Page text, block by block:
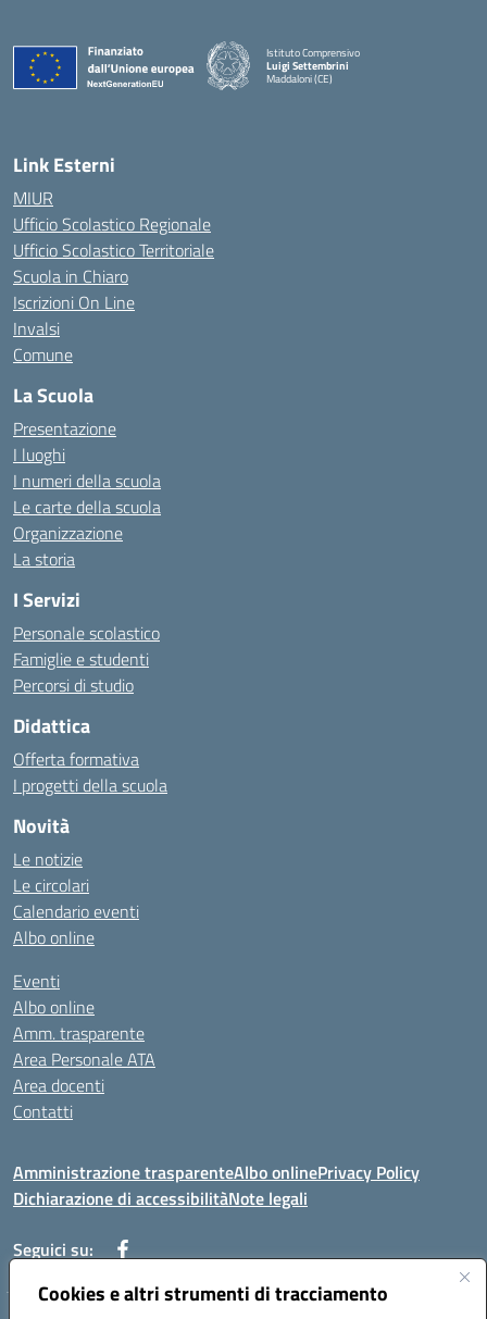
Cookies e altri strumenti di tracciamento
Istituto Comprensivo
Luigi Settembrini
Maddaloni (CE)
Link Esterni
MIUR
Ufficio Scolastico Regionale
Ufficio Scolastico Territoriale
Scuola in Chiaro
Iscrizioni On Line
Invalsi
Comune
La Scuola
Presentazione
I luoghi
I numeri della scuola
Le carte della scuola
Organizzazione
La storia
I Servizi
Personale scolastico
Famiglie e studenti
Percorsi di studio
Didattica
Offerta formativa
I progetti della scuola
Novità
Le notizie
Le circolari
Calendario eventi
Albo online
Eventi
Albo online
Amm. trasparente
Area Personale ATA
Area docenti
Contatti
Amministrazione trasparenteAlbo onlinePrivacy Policy
Dichiarazione di accessibilitàNote legali
Seguici su: